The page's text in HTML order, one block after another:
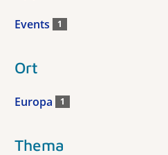
Events 1
Ort
Europa 1
Thema